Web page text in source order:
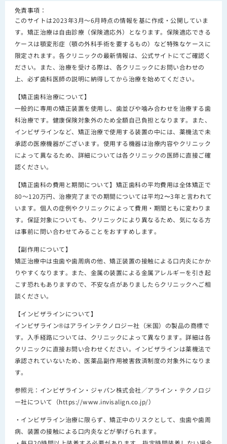
免責事項：
このサイトは2023年3月～6月時点の情報を基に作成・公開していま
す。矯正治療は自由診療（保険適応外）となります。保険適応できる
ケースは顎変形症（顎の外科手術を要するもの）など特殊なケースに
限定されます。各クリニックの最新情報は、公式サイトにてご確認く
ださい。また、治療を受ける際は、各クリニックにお問い合わせの
上、必ず歯科医師の説明に納得してから治療を始めてください。
【矯正歯科治療について】
一般的に専用の矯正装置を使用し、歯並びや噛み合わせを治療する歯
科治療です。健康保険対象外のため全額自己負担となります。また、
インビザラインなど、矯正治療で使用する装置の中には、薬機法で未
承認の医療機器がございます。使用する機器は治療内容やクリニック
によって異なるため、詳細については各クリニックの医師に直接ご確
認ください。
【矯正歯科の費用と期間について】矯正歯科の平均費用は全体矯正で
80～120万円、治療完了までの期間については平均2〜3年と言われて
います。個人の症例やクリニックによって費用・期間ともに変わりま
す。保証対象についても、クリニックにより異なるため、気になる方
は事前に問い合わせてみることをおすすめします。
【副作用について】
矯正治療中は虫歯や歯周病の他、矯正装置の接触による口内炎にかか
りやすくなります。また、金属の装置による金属アレルギーを引き起
こす恐れもありますので、不安な点がありましたらクリニックへご相
談ください。
【インビザラインについて】
インビザライン®はアラインテクノロジー社（米国）の製品の商標で
す。入手経路については、クリニックによって異なります。詳細は各
クリニックに直接お問い合わせください。インビザラインは薬機法で
承認されていないため、医薬品副作用被害救済制度の対象外になりま
す。
参照元：インビザライン・ジャパン株式会社／アライン・テクノロジ
ー社について（https://www.invisalign.co.jp/）
・インビザライン治療に限らず、矯正中のリスクとして、虫歯や歯周
病、装置の接触による口内炎などが挙げられます。